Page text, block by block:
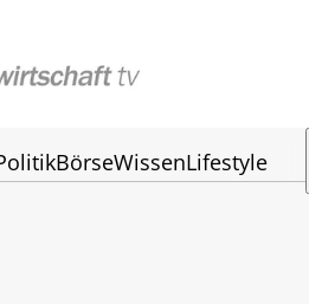
BörseWissenLifestyle